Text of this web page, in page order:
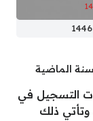
الماضية
التسجيل في
وتأتي ذلك